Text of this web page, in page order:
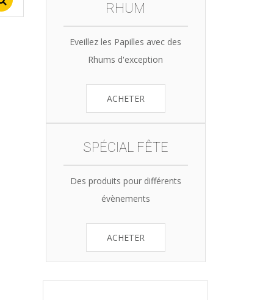
RHUM
Eveillez les Papilles avec des
Rhums d'exception
ACHETER
SPÉCIAL FÊTE
Des produits pour différents
évènements
ACHETER